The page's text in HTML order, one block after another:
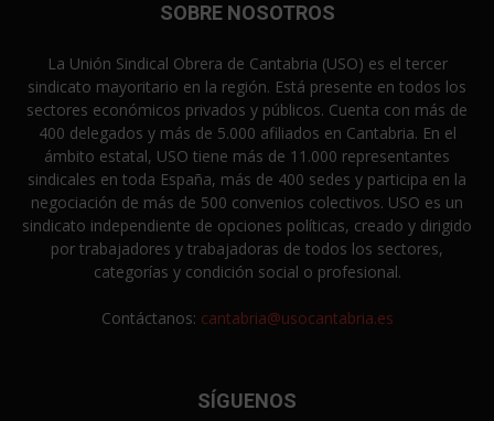
SOBRE NOSOTROS
La Unión Sindical Obrera de Cantabria (USO) es el tercer
sindicato mayoritario en la región. Está presente en todos los
sectores económicos privados y públicos. Cuenta con más de
400 delegados y más de 5.000 afiliados en Cantabria. En el
ámbito estatal, USO tiene más de 11.000 representantes
sindicales en toda España, más de 400 sedes y participa en la
negociación de más de 500 convenios colectivos. USO es un
sindicato independiente de opciones políticas, creado y dirigido
por trabajadores y trabajadoras de todos los sectores,
categorías y condición social o profesional.
Contáctanos: cantabria@usocantabria.es
SÍGUENOS